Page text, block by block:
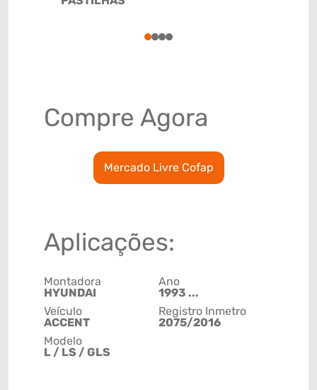
1234
Compre Agora
Mercado Livre Cofap
Aplicações:
Montadora
HYUNDAI
Veículo
ACCENT
Modelo
L / LS / GLS
Ano
1993 ...
Registro Inmetro
2075/2016